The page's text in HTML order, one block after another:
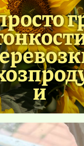
и